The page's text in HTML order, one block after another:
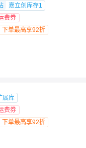
嘉立创库存1
费券
下单最高享92折
展库
费券
下单最高享92折